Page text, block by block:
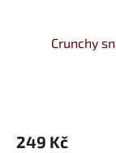
Crunchy
249 Kč